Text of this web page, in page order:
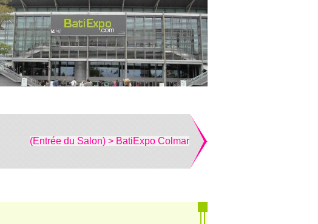
(Entrée du Salon) > BatiExpo Colmar